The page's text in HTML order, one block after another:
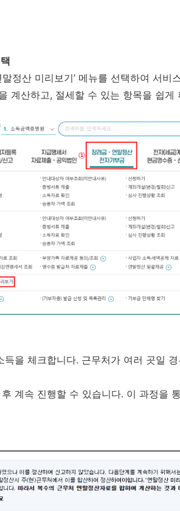
정산 미리보기’ 메뉴를 선택하여 서비
계산하고, 절세할 수 있는 항목을 쉽게
을 체크합니다. 근무처가 여러 곳일
계속 진행할 수 있습니다. 이 과정을